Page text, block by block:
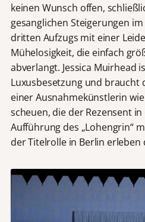
keinen Wunsch offen,
gesanglichen Steigerungen
dritten Aufzugs mit einer
Mühelosigkeit, die einfach
abverlangt. Jessica Muirhead
Luxusbesetzung und braucht
einer Ausnahmekünstlerin
scheuen, die der Rezensent
Aufführung des „Lohengrin“
der Titelrolle in Berlin erleben